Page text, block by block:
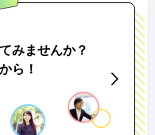
みませんか？
ら！